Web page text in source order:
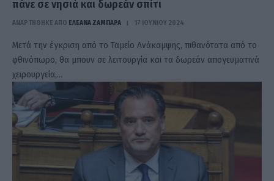
πάνε σε νησιά και δωρεάν σπίτι
ΑΝΑΡΤΗΘΗΚΕ ΑΠΟ ΕΛΕΑΝΑ ΖΑΜΠΑΡΑ 17 ΙΟΥΝΊΟΥ 2024
Μετά την έγκριση από το Ταμείο Ανάκαμψης, πιθανότατα από το
φθινόπωρο, θα μπουν σε λειτουργία και τα δωρεάν απογευματινά
χειρουργεία,…